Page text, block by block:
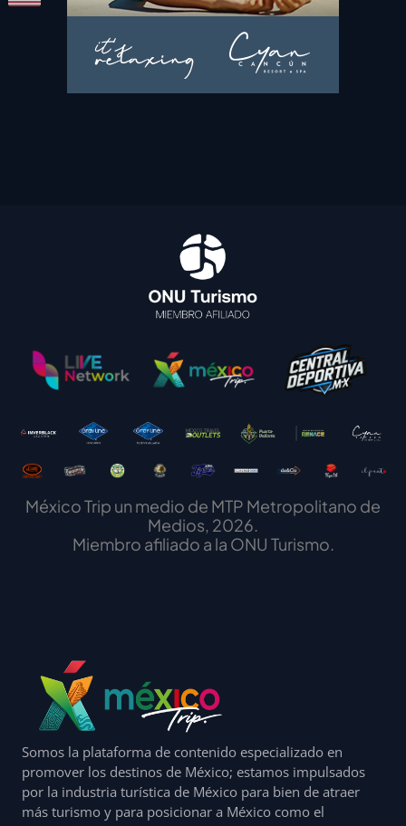
México Trip un medio de MTP Metropolitano de
Medios, 2026.
Miembro afiliado a la ONU Turismo.
Somos la plataforma de contenido especializado en
promover los destinos de México; estamos impulsados
por la industria turística de México para bien de atraer
más turismo y para posicionar a México como el